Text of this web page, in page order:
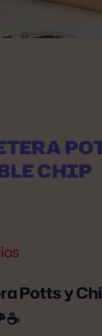
CHIP
Potts y